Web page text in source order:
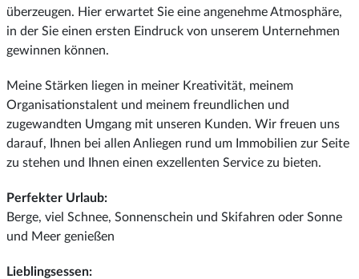
überzeugen. Hier erwartet Sie eine angenehme Atmosphäre,
in der Sie einen ersten Eindruck von unserem Unternehmen
gewinnen können.
Meine Stärken liegen in meiner Kreativität, meinem
Organisationstalent und meinem freundlichen und
zugewandten Umgang mit unseren Kunden. Wir freuen uns
darauf, Ihnen bei allen Anliegen rund um Immobilien zur Seite
zu stehen und Ihnen einen exzellenten Service zu bieten.
Perfekter Urlaub:
Berge, viel Schnee, Sonnenschein und Skifahren oder Sonne
und Meer genießen
Lieblingsessen: